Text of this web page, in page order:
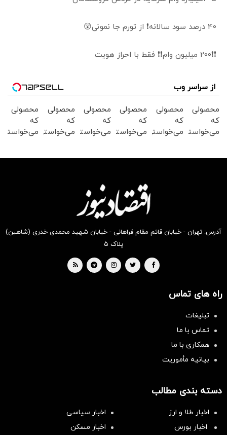
40 درصد سود سالانه❗ از تورم جا نمونی😲
❗❗200 میلیون وام❗❗ فقط با احراز هویت
از سراسر وب
محصولی
که
می‌خواستی
محصولی
که
می‌خواستی
محصولی
که
می‌خواستی
بخر !
محصولی
که
می‌خواستی
بخر !
محصولی
که
می‌خواستی
محصولی
که
می‌خواستی
آدرس: تهران - خیابان قائم مقام فراهانی - خیابان شهید محمدی خدری (شاهین)
پلاک ۵
راه های تماس
تبلیغات
تماس با ما
همکاری با ما
بیانیه مأموریت
دسته بندی مطالب
اخبار طلا و ارز
اخبار سیاسی
اخبار بورس
اخبار مسکن